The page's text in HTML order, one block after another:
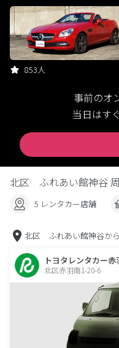
853人
事前のオ
当日はす
北区 ふれあい館神谷
5 レンタカー店舗
北区 ふれあい館神谷から
トヨタレンタカー赤
北区赤羽南1-20-6